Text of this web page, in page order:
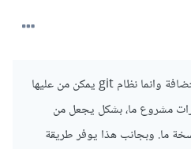
في الحقيقة، غيتهب ليست استضافة وانما نظام git يمكن من عليها
مشروع ما، بشكل يجعل من
ما. وبجانب هذا يوفر طريقة